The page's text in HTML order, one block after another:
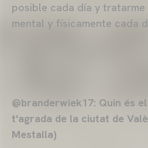
posible cada día y tratarme
mental y físicamente cada
@branderwiek17: Quin és
t'agrada de la ciutat de
Mestalla)